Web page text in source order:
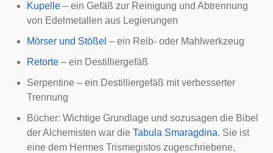
Kupelle – ein Gefäß zur Reinigung und Abtrennung
von Edelmetallen aus Legierungen
Mörser und Stößel – ein Reib- oder Mahlwerkzeug
Retorte – ein Destilliergefäß
Serpentine – ein Destilliergefäß mit verbesserter
Trennung
Bücher: Wichtige Grundlage und sozusagen die Bibel
der Alchemisten war die Tabula Smaragdina. Sie ist
eine dem Hermes Trismegistos zugeschriebene,